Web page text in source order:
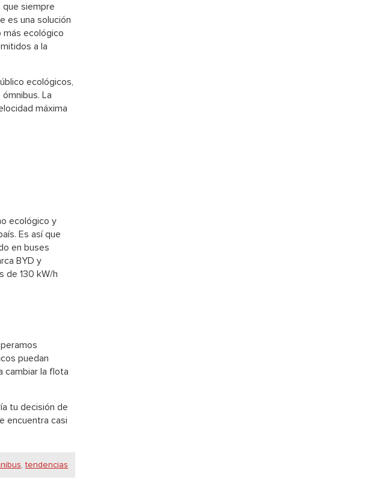
siempre
es una solución
más ecológico
a la
ecológicos,
La
máxima
ecológico y
Es así que
en buses
BYD y
de 130 kW/h
puedan
cambiar la flota
tu decisión de
encuentra casi
,tendencias